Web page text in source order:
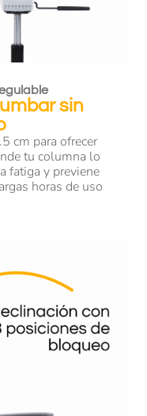
sin
cm para ofrecer
tu columna lo
fatiga y previene
horas de uso